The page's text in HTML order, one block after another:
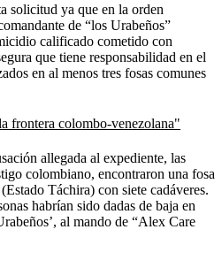
solicitud ya que en la orden
de “los Urabeños”
calificado cometido con
que tiene responsabilidad en el
en al menos tres fosas comunes
frontera colombo-venezolana"
allegada al expediente, las
colombiano, encontraron una fosa
Táchira) con siete cadáveres.
habrían sido dadas de baja en
al mando de “Alex Care